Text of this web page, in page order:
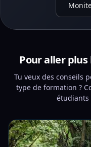
Pour aller
Tu veux des conseils
type de formation ?
étudiants